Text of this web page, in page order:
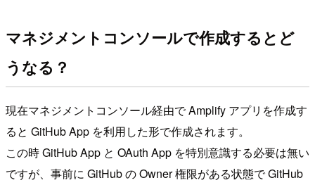
マネジメントコンソールで作成するとど
うなる？
現在マネジメントコンソール経由で Amplify アプリを作成す
ると GitHub App を利用した形で作成されます。
この時 GitHub App と OAuth App を特別意識する必要は無い
ですが、事前に GitHub の Owner 権限がある状態で GitHub